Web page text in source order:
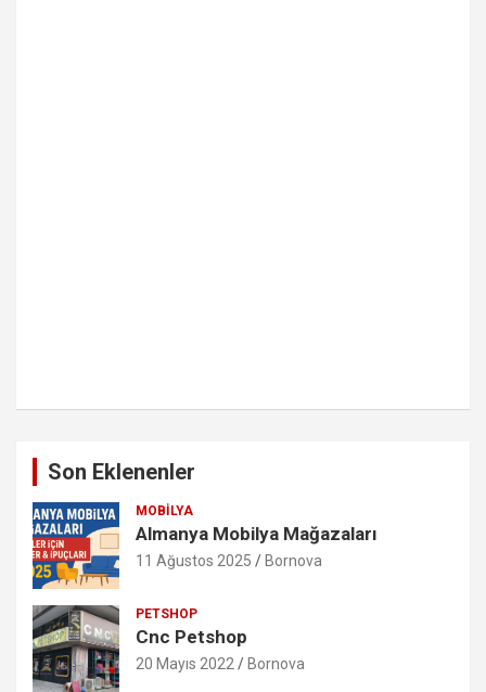
Son Eklenenler
MOBILYA
Almanya Mobilya Mağazaları
11 Ağustos 2025 Bornova
PETSHOP
Cnc Petshop
20 Mayıs 2022 Bornova